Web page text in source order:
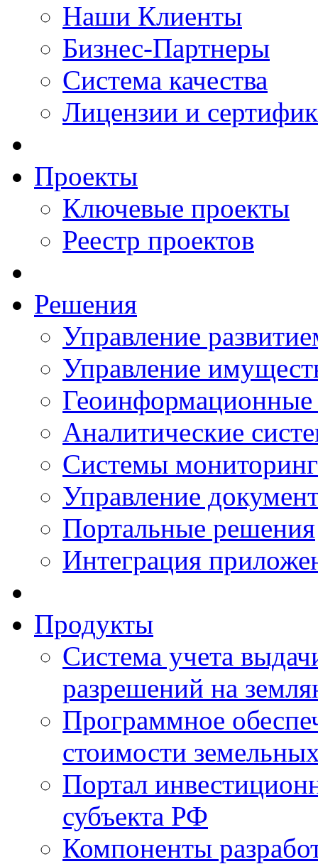
Наши Клиенты
Бизнес-Партнеры
Система качества
Лицензии и
Проекты
Ключевые проекты
Реестр проектов
Решения
Управление
Управление
Аналитические
Системы
Управление
Портальные решения
Интеграция
Продукты
Система учета
разрешений на
Программное
стоимости
Портал
субъекта РФ
Компоненты